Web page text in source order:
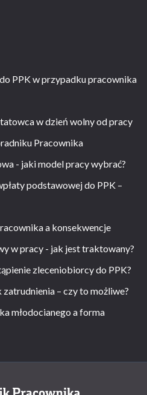
PPK w przypadku pracownika
w dzień wolny od pracy
Pracownika
- jaki model pracy wybrać?
podstawowej do PPK –
a konsekwencje
w pracy - jak jest traktowany?
zleceniobiorcy do PPK?
– czy to możliwe?
młodocianego a forma